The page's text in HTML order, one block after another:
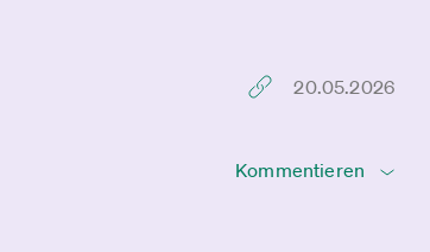
20.05.2026
Kommentieren